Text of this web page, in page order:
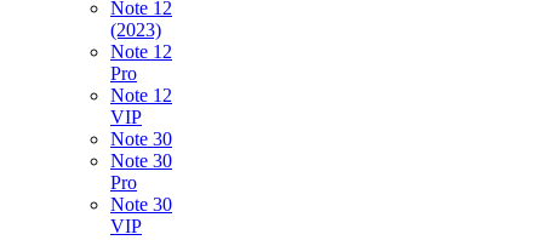
Note 12
(2023)
Note 12
Pro
Note 12
VIP
Note 30
Note 30
Pro
Note 30
VIP